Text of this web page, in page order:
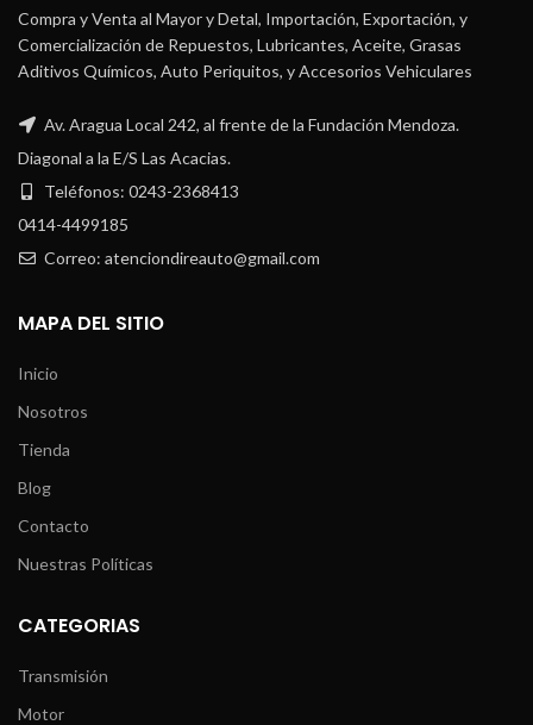
Compra y Venta al Mayor y Detal, Importación, Exportación, y
Comercialización de Repuestos, Lubricantes, Aceite, Grasas
Aditivos Químicos, Auto Periquitos, y Accesorios Vehiculares
Av. Aragua Local 242, al frente de la Fundación Mendoza.
Diagonal a la E/S Las Acacias.
Teléfonos: 0243-2368413
0414-4499185
Correo: atenciondireauto@gmail.com
MAPA DEL SITIO
Inicio
Nosotros
Tienda
Blog
Contacto
Nuestras Políticas
CATEGORIAS
Transmisión
Motor